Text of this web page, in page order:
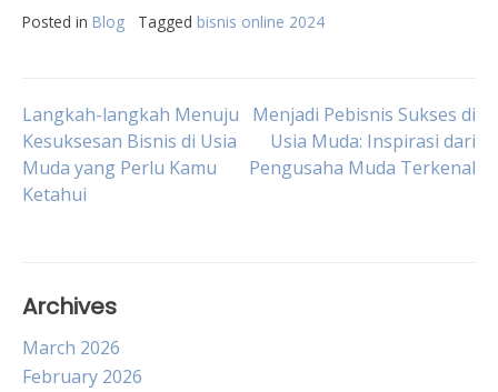
Posted in Blog Tagged bisnis online 2024
Post
navigation
Langkah-langkah Menuju
Kesuksesan Bisnis di Usia
Muda yang Perlu Kamu
Ketahui
Menjadi Pebisnis Sukses di
Usia Muda: Inspirasi dari
Pengusaha Muda Terkenal
Archives
March 2026
February 2026